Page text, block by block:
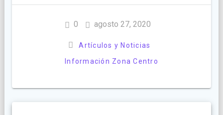
0 agosto 27, 2020
Artículos y Noticias
Información Zona Centro